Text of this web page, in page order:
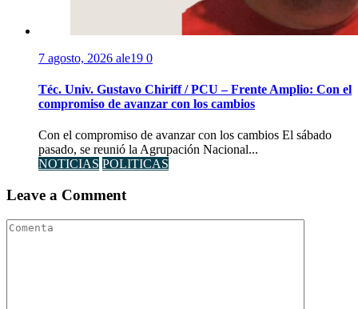
7 agosto, 2026 ale19 0
Téc. Univ. Gustavo Chiriff / PCU – Frente Amplio: Con el
compromiso de avanzar con los cambios
Con el compromiso de avanzar con los cambios El sábado
pasado, se reunió la Agrupación Nacional...
NOTICIAS POLITICAS
Leave a Comment